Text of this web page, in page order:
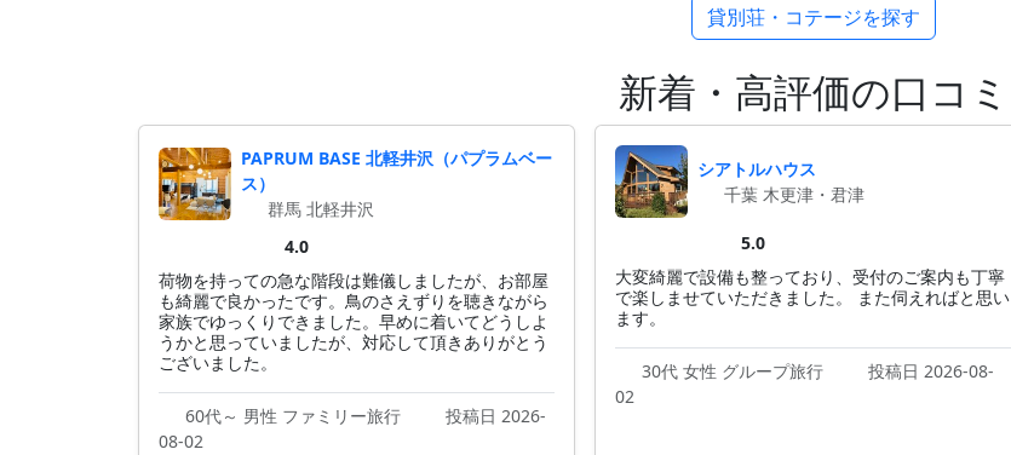
貸別荘・コテージを探す
新着・高評価の口コミ
PAPRUM BASE 北軽井沢（パプラムベー
ス）
群馬 北軽井沢
4.0
荷物を持っての急な階段は難儀しましたが、お部屋
も綺麗で良かったです。鳥のさえずりを聴きながら
家族でゆっくりできました。早めに着いてどうしよ
うかと思っていましたが、対応して頂きありがとう
ございました。
60代～ 男性 ファミリー旅行
投稿日 2026-
08-02
シアトルハウス
千葉 木更津・君津
5.0
大変綺麗で設備も整っており、受付のご案内も丁寧
で楽しませていただきました。 また伺えればと思い
ます。
30代 女性 グループ旅行
投稿日 2026-08-
02